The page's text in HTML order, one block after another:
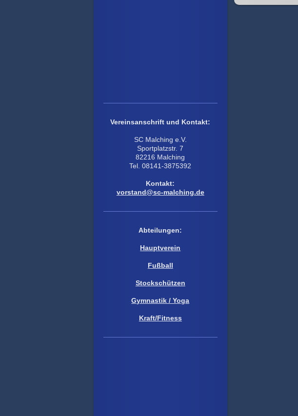
Vereinsanschrift und Kontakt:
SC Malching e.V.
Sportplatzstr. 7
82216 Malching
Tel. 08141-3875392
Kontakt:
vorstand@sc-malching.de
Abteilungen:
Hauptverein
Fußball
Stockschützen
Gymnastik / Yoga
Kraft/Fitness